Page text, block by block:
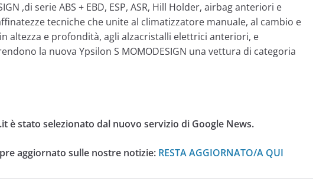
,di serie ABS + EBD, ESP, ASR, Hill Holder, airbag anteriori e
tecniche che unite al climatizzatore manuale, al cambio e
altezza e profondità, agli alzacristalli elettrici anteriori, e
la nuova Ypsilon S MOMODESIGN una vettura di categoria
è stato selezionato dal nuovo servizio di Google News.
aggiornato sulle nostre notizie: RESTA AGGIORNATO/A QUI